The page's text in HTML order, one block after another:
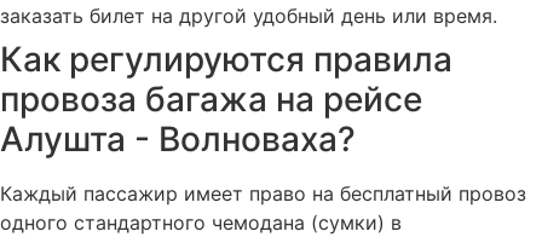
заказать билет на другой удобный день или время.
Как регулируются правила
провоза багажа на рейсе
Алушта - Волноваха?
Каждый пассажир имеет право на бесплатный провоз
одного стандартного чемодана (сумки) в